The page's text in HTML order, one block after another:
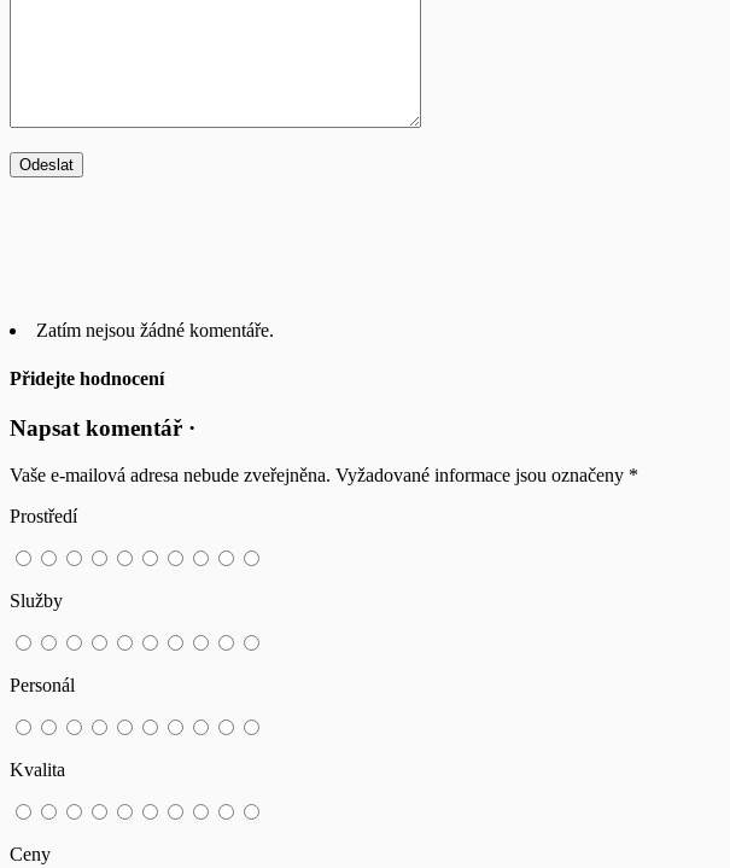
Zatím nejsou žádné komentáře.
Přidejte hodnocení
Napsat komentář ·
Vaše e-mailová adresa nebude zveřejněna. Vyžadované informace jsou označeny *
Prostředí
Služby
Personál
Kvalita
Ceny